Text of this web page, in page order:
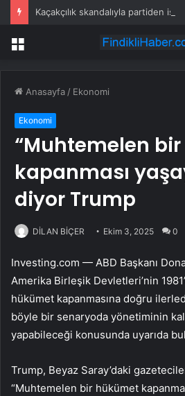
Menü
Anasayfa / Ekonomi
Ekonomi
“Muhtemelen
kapanması
diyor Trump
DİLAN BİÇER Ekim 3, 2025 0
Investing.com — ABD Başkanı
Amerika Birleşik Devletleri’nin
hükümet kapanmasına doğru
böyle bir senaryoda yönetiminin
yapabileceği konusunda uyarıda
Trump, Beyaz Saray’daki
“Muhtemelen bir hükümet